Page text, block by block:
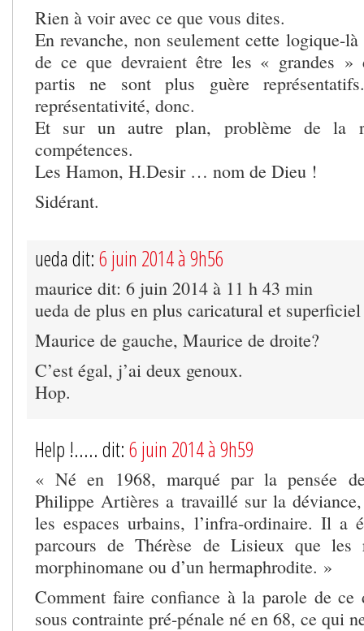
Rien à voir avec ce que vous dites.
En revanche, non seulement cette logique-là
de ce que devraient être les « grandes »
partis ne sont plus guère
représentativité, donc.
Et sur un autre plan, problème de la
compétences.
Les Hamon, H.Desir … nom de Dieu !
Sidérant.
ueda dit: 6 juin 2014 à 9h56
maurice dit: 6 juin 2014 à 11 h 43 min
ueda de plus en plus caricatural et superficiel
Maurice de gauche, Maurice de droite?
C’est égal, j’ai deux genoux.
Hop.
Help !..... dit: 6 juin 2014 à 9h59
« Né en 1968, marqué par la pensée
Philippe Artières a travaillé sur la
les espaces urbains, l’infra-ordinaire. Il a
parcours de Thérèse de Lisieux que
morphinomane ou d’un hermaphrodite. »
Comment faire confiance à la parole de ce
sous contrainte pré-pénale né en 68, ce qui